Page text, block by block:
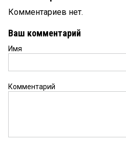
Комментариев нет.
Ваш комментарий
Имя
Комментарий